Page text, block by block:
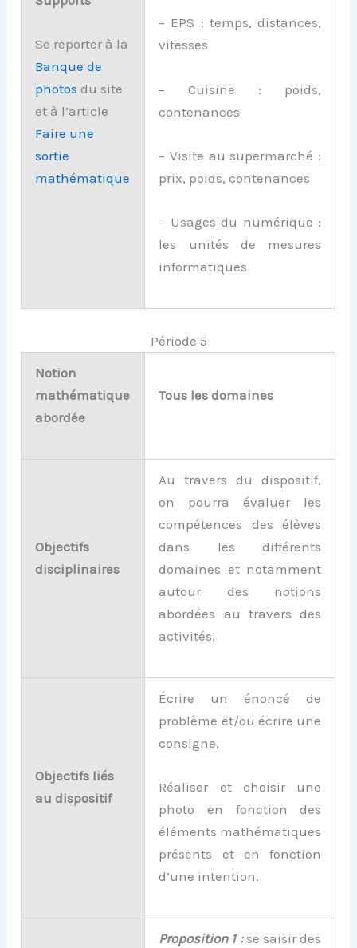
Se reporter à la
Banque de
photos du site
et à l’article
Faire une
sortie
mathématique
– EPS : temps, distances,
vitesses
– Cuisine : poids,
contenances
– Visite au supermarché :
prix, poids, contenances
– Usages du numérique :
les unités de mesures
informatiques
Période 5
Notion
mathématique
abordée
Tous les domaines
Objectifs
disciplinaires
Au travers du dispositif,
on pourra évaluer les
compétences des élèves
dans les différents
domaines et notamment
autour des notions
abordées au travers des
activités.
Objectifs liés
au dispositif
Écrire un énoncé de
problème et/ou écrire une
consigne.
Réaliser et choisir une
photo en fonction des
éléments mathématiques
présents et en fonction
d’une intention.
Proposition 1 :se saisir des